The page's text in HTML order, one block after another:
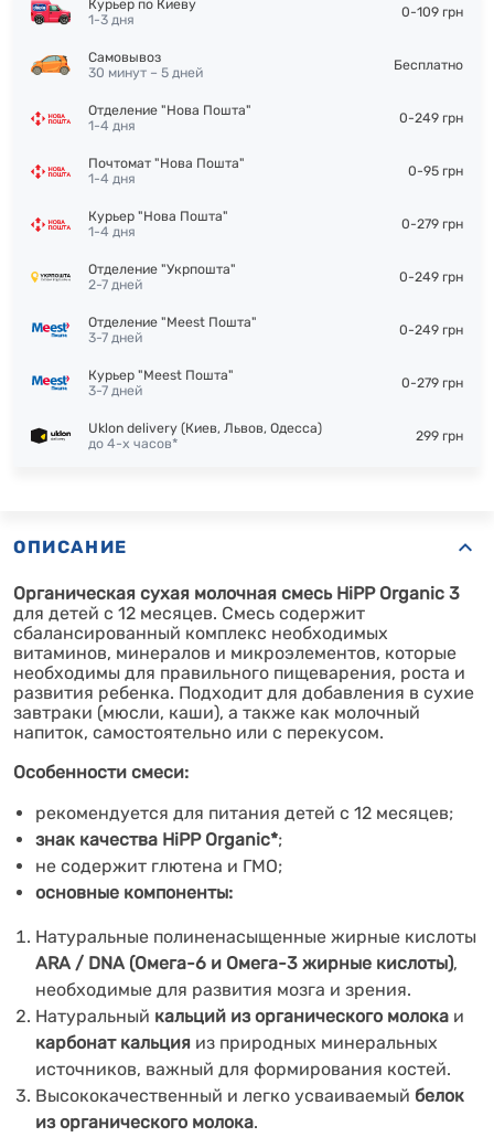
Курьер по Киеву
1-3 дня
0-109 грн
Самовывоз
30 минут – 5 дней
Бесплатно
Отделение "Нова Пошта"
1-4 дня
0-249 грн
Почтомат "Нова Пошта"
1-4 дня
0-95 грн
Курьер "Нова Пошта"
1-4 дня
0-279 грн
Отделение "Укрпошта"
2-7 дней
0-249 грн
Отделение "Meest Пошта"
3-7 дней
0-249 грн
Курьер "Meest Пошта"
3-7 дней
0-279 грн
Uklon delivery (Киев, Львов, Одесса)
до 4-х часов*
299 грн
ОПИСАНИЕ
Органическая сухая молочная смесь HiPP Organic 3
для детей с 12 месяцев. Смесь содержит
сбалансированный комплекс необходимых
витаминов, минералов и микроэлементов, которые
необходимы для правильного пищеварения, роста и
развития ребенка. Подходит для добавления в сухие
завтраки (мюсли, каши), а также как молочный
напиток, самостоятельно или с перекусом.
Особенности смеси:
рекомендуется для питания детей с 12 месяцев;
знак качества HiPP Organic*;
не содержит глютена и ГМО;
основные компоненты:
Натуральные полиненасыщенные жирные кислоты
ARA / DNA (Омега-6 и Омега-3 жирные кислоты),
необходимые для развития мозга и зрения.
Натуральный кальций из органического молока и
карбонат кальция из природных минеральных
источников, важный для формирования костей.
Высококачественный и легко усваиваемый белок
из органического молока.